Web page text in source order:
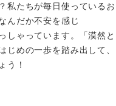
私たちが毎日使っているお
んだか不安を感じ
ゃっています。「漠然と
じめの一歩を踏み出して、
う！